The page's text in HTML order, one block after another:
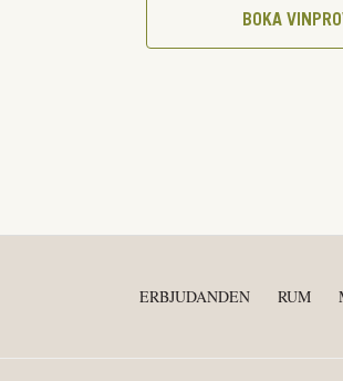
BOKA
ERBJUDANDEN RUM